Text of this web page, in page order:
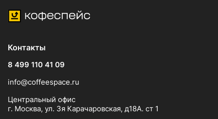
Контакты
8 499 110 41 09
info@coffeespace.ru
Центральный офис
г. Москва, ул. 3я Карачаровская, д18А. ст 1